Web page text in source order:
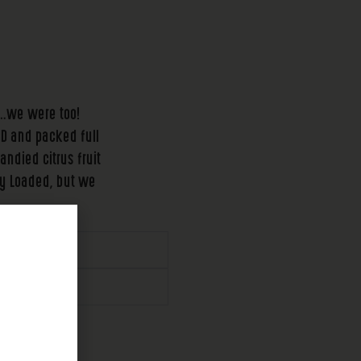
were too!
and packed full
citrus fruit
Loaded, but we